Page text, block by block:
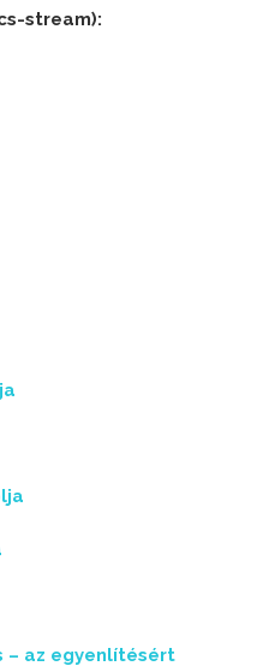
stream):
– az egyenlítésért